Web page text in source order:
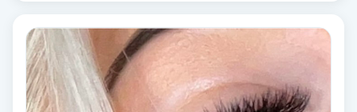
Color correction
Cryoterapi